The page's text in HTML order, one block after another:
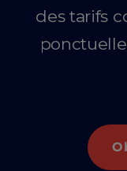
des tarifs